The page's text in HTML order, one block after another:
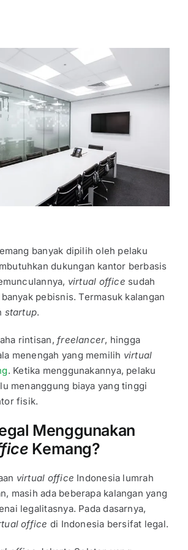
banyak dipilih oleh pelaku
dukungan kantor berbasis
virtual office sudah
pebisnis. Termasuk kalangan
startup.
rintisan,freelancer, hingga
menengah yang memilih virtual
. Ketika menggunakannya, pelaku
menanggung biaya yang tinggi
fisik.
Menggunakan
Kemang?
virtual office Indonesia lumrah
masih ada beberapa kalangan yang
legalitasnya. Pada dasarnya,
office di Indonesia bersifat legal.